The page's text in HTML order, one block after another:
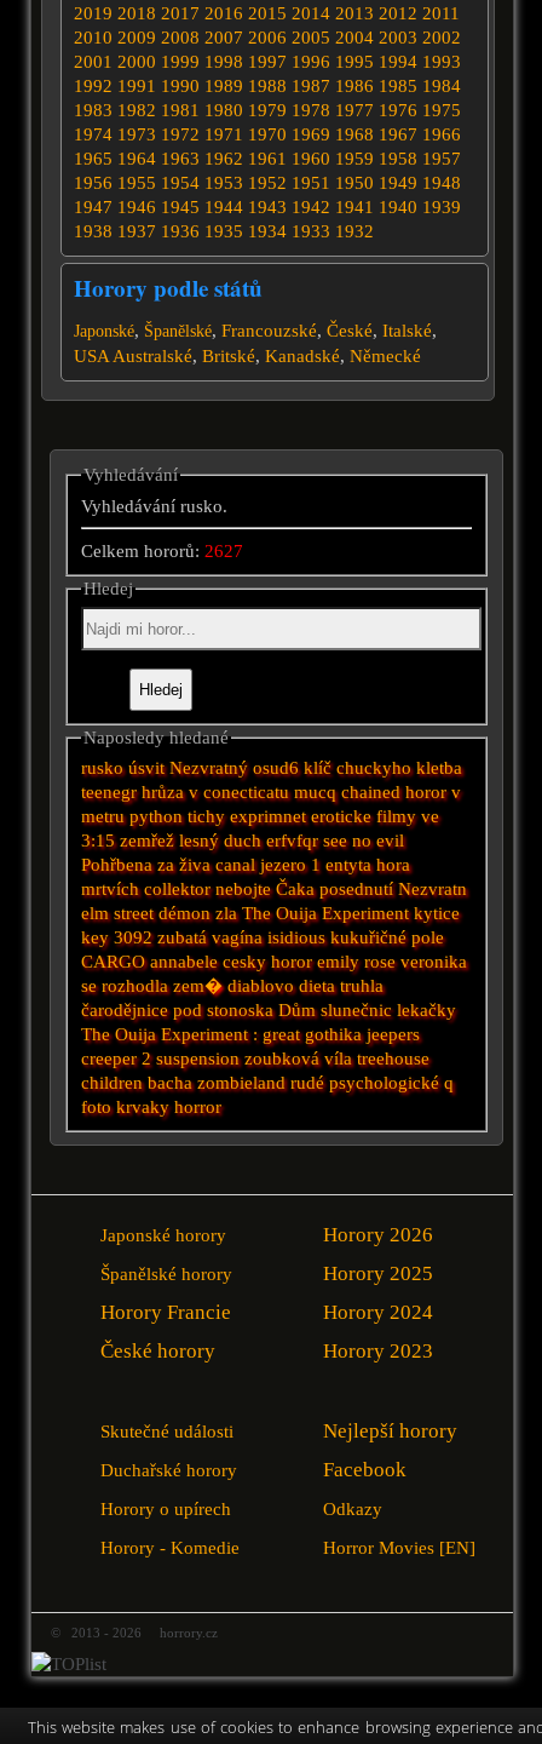
2019 2018 2017 2016 2015 2014 2013 2012 2011
2010 2009 2008 2007 2006 2005 2004 2003 2002
2001 2000 1999 1998 1997 1996 1995 1994 1993
1992 1991 1990 1989 1988 1987 1986 1985 1984
1983 1982 1981 1980 1979 1978 1977 1976 1975
1974 1973 1972 1971 1970 1969 1968 1967 1966
1965 1964 1963 1962 1961 1960 1959 1958 1957
1956 1955 1954 1953 1952 1951 1950 1949 1948
1947 1946 1945 1944 1943 1942 1941 1940 1939
1938 1937 1936 1935 1934 1933 1932
Horory podle států
Japonské, Španělské, Francouzské, České, Italské,
USA Australské, Britské, Kanadské, Německé
Vyhledávání
Vyhledávání rusko.
Celkem hororů: 2627
Hledej
Naposledy hledané
rusko úsvit Nezvratný osud6 klíč chuckyho kletba
teenegr hrůza v conecticatu mucq chained horor v
metru python tichy exprimnet eroticke filmy ve
3:15 zemřež lesný duch erfvfqr see no evil
Pohřbena za živa canal jezero 1 entyta hora
mrtvích collektor nebojte Čaka posednutí Nezvratn
elm street démon zla The Ouija Experiment kytice
key 3092 zubatá vagína isidious kukuřičné pole
CARGO annabele cesky horor emily rose veronika
se rozhodla zem� diablovo dieta truhla
čarodějnice podstonoska Dům slunečnic lekačky
The Ouija Experiment :greatgothika jeepers
creeper 2 suspension zoubková víla treehouse
children bacha zombieland rudé psychologické q
foto krvaky horror
Japonské horory
Španělské horory
Horory Francie
České horory
Horory 2026
Horory 2025
Horory 2024
Horory 2023
Skutečné události
Duchařské horory
Horory o upírech
Horory - Komedie
Nejlepší horory
Facebook
Odkazy
Horror Movies [EN]
© 2013 - 2026 horrory.cz
This website makes use of cookies to enhance browsing experience